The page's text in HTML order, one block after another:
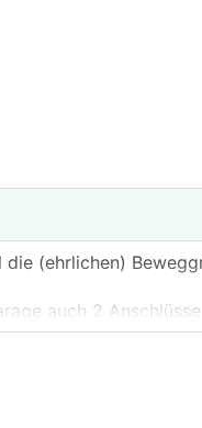
die (ehrlichen)
auch 2